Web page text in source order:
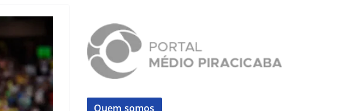
Quem somos